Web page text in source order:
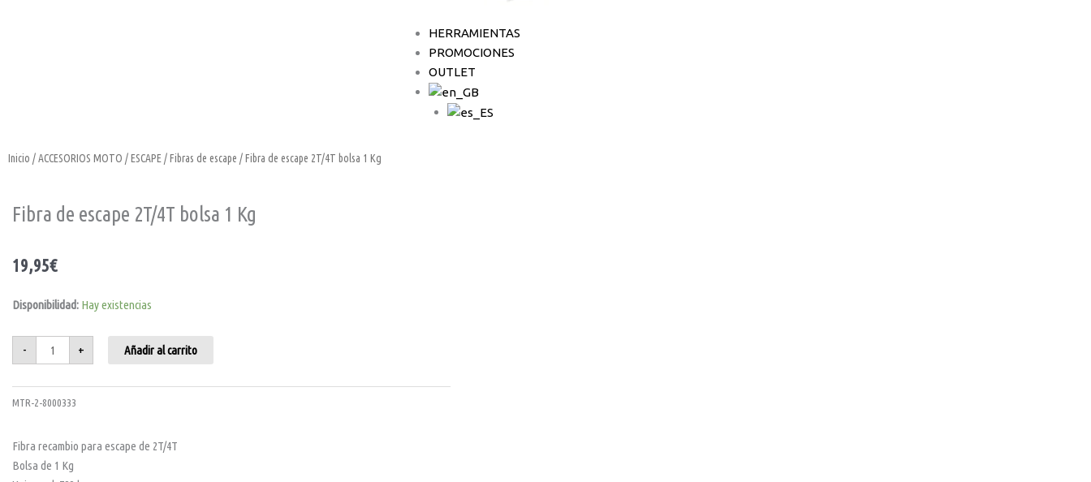
HERRAMIENTAS
PROMOCIONES
OUTLET
Inicio /ACCESORIOS MOTO /ESCAPE/Fibras de escape / Fibra de escape 2T/4T bolsa 1 Kg
Fibra de escape 2T/4T bolsa 1 Kg
19,95€
Disponibilidad: Hay existencias
-
Fibra
de
2T/4T
bolsa
1
cantidad
+ Añadir al carrito
MTR-2-8000333
Fibra recambio para escape de 2T/4T
Bolsa de 1 Kg